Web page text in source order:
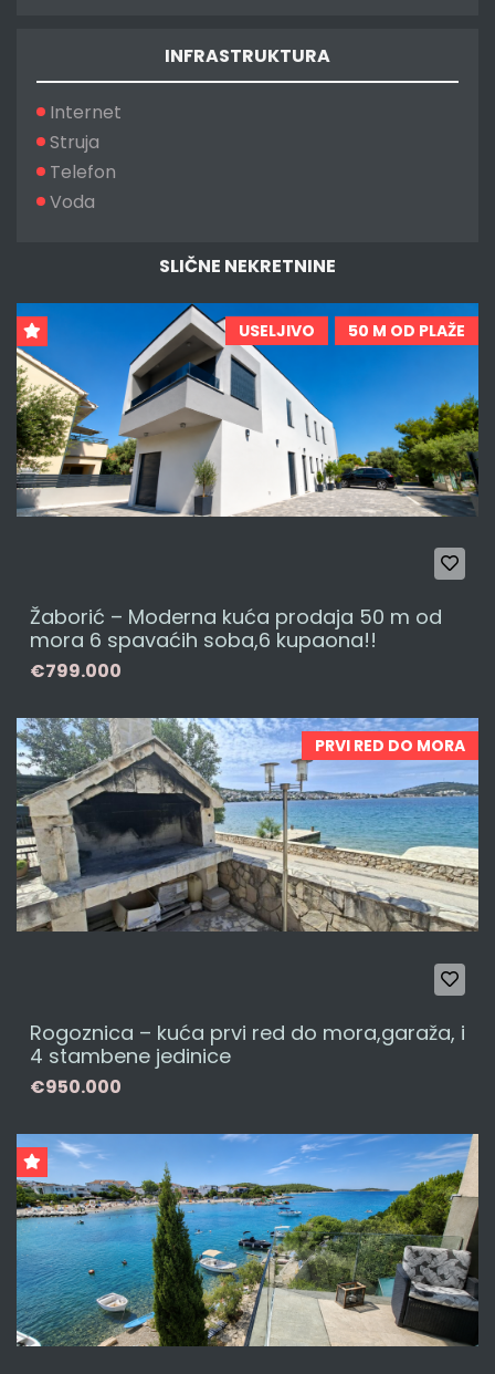
INFRASTRUKTURA
Internet
Struja
Telefon
Voda
SLIČNE NEKRETNINE
50 M OD PLAŽE
USELJIVO
Žaborić – Moderna kuća prodaja 50 m od
mora 6 spavaćih soba,6 kupaona!!
€799.000
PRVI RED DO MORA
Rogoznica – kuća prvi red do mora,garaža, i
4 stambene jedinice
€950.000